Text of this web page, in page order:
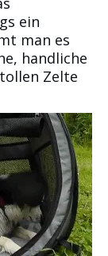
ein
man es
handliche
Zelte